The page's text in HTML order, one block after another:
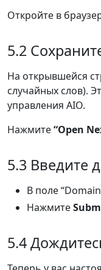
Откройте в
5.2
На открывшейся
случайных слов).
управления AIO.
Нажмите“Open
5.3 Введите
В поле
Нажмите
5.4